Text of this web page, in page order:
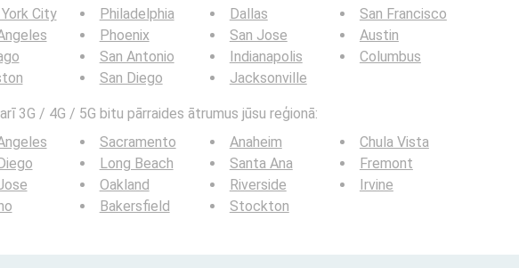
City
Philadelphia
Phoenix
San Antonio
San Diego
Dallas
San Jose
Indianapolis
Jacksonville
San Francisco
Austin
Columbus
3G / 4G / 5G bitu pārraides ātrumus jūsu reģionā:
Sacramento
Long Beach
Oakland
Bakersfield
Anaheim
Santa Ana
Riverside
Stockton
Chula Vista
Fremont
Irvine